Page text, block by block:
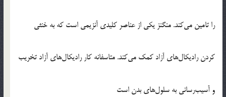
را تامین می‌کند. منگنز یکی از عناصر کلیدی آنزیمی است که به خنثی
کردن رادیکال‌های آزاد کمک می‌کند. متاسفانه کار رادیکال‌های آزاد تخریب
و آسیب‌رسانی به سلول‌های بدن است